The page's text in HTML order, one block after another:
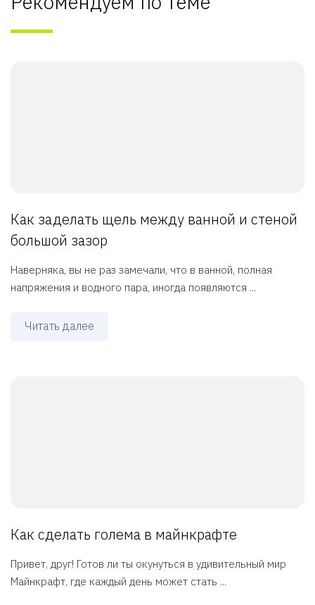
Как заделать щель между ванной и стеной
большой зазор
Наверняка, вы не раз замечали, что в ванной, полная
напряжения и водного пара, иногда появляются ...
Читать далее
Как сделать голема в майнкрафте
Привет, друг! Готов ли ты окунуться в удивительный мир
Майнкрафт, где каждый день может стать ...